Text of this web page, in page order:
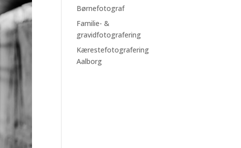
Børnefotograf
Familie- &
gravidfotografering
Kærestefotografering
Aalborg